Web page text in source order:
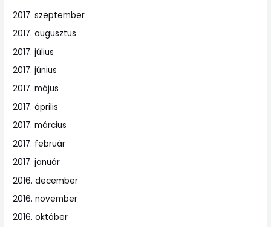
2017. szeptember
2017. augusztus
2017. július
2017. június
2017. május
2017. április
2017. március
2017. február
2017. január
2016. december
2016. november
2016. október